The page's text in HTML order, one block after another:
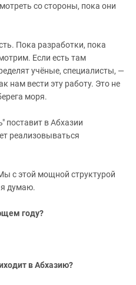
со стороны, пока они
Пока разработки, пока
Если есть там
учёные, специалисты, —
нам вести эту работу. Это не
моря.
поставит в Абхазии
реализовываться
с этой мощной структурой
я думаю.
году?
в Абхазию?